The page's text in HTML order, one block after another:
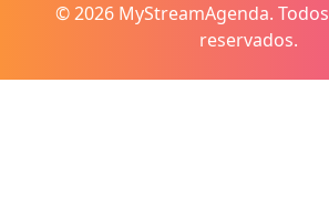
© 2026 MyStreamAgenda.
reservados.